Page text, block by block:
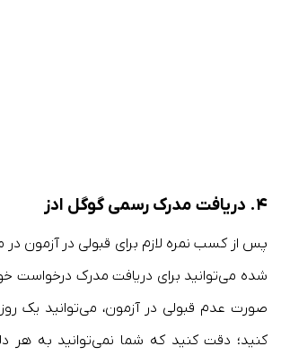
۴. دریافت مدرک رسمی گوگل ادز
پس از کسب نمره لازم برای قبولی در
شده می‌توانید برای دریافت مدرک درخواست
صورت عدم قبولی در آزمون، می‌توانید یک
کنید؛ دقت کنید که شما نمی‌توانید به هر